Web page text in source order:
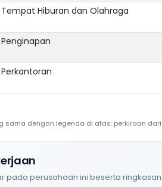
Hiburan dan Olahraga
sama dengan legenda di atas: perkiraan
pada perusahaan ini beserta